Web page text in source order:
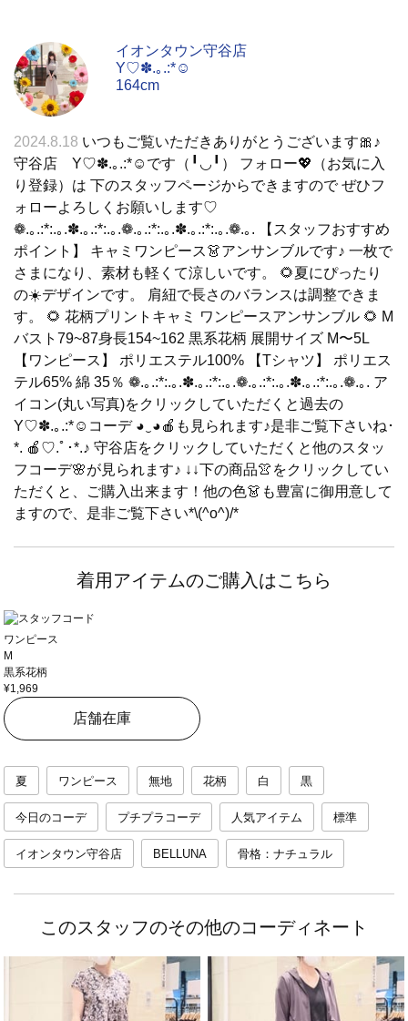
イオンタウン守谷店
Y♡✽.｡.:*☺︎
164cm
2024.8.18 いつもご覧いただきありがとうございます🎀♪
守谷店 Y♡✽.｡.:*☺︎です（╹◡╹） フォロー💖（お気に入
り登録）は 下のスタッフページからできますので ぜひフ
ォローよろしくお願いします♡
❁.｡.:*:.｡.✽.｡.:*:.｡.❁.｡.:*:.｡.✽.｡.:*:.｡.❁.｡. 【スタッフおすすめ
ポイント】 キャミワンピース👗アンサンブルです♪ 一枚で
さまになり、素材も軽くて涼しいです。 🌻夏にぴったり
の☀️デザインです。 肩紐で長さのバランスは調整できま
す。 🌻 花柄プリントキャミ ワンピースアンサンブル 🌻 M
バスト79~87身長154~162 黒系花柄 展開サイズ M〜5L
【ワンピース】 ポリエステル100% 【Tシャツ】 ポリエス
テル65% 綿 35％ ❁.｡.:*:.｡.✽.｡.:*:.｡.❁.｡.:*:.｡.✽.｡.:*:.｡.❁.｡. ア
イコン(丸い写真)をクリックしていただくと過去の
Y♡✽.｡.:*☺︎コーデ ◕‿◕🍎も見られます♪是非ご覧下さいね･
*.‬ 🍎♡.ﾟ･*.♪ 守谷店をクリックしていただくと他のスタッ
フコーデ🌸が見られます♪ ↓↓下の商品👚をクリックしてい
ただくと、ご購入出来ます！他の色👗も豊富に御用意して
ますので、是非ご覧下さい*\(^o^)/*
着用アイテムのご購入はこちら
ワンピース
M
黒系花柄
¥1,969
店舗在庫
夏 ワンピース 無地 花柄 白 黒
今日のコーデ プチプラコーデ 人気アイテム 標準
イオンタウン守谷店 BELLUNA 骨格：ナチュラル
このスタッフのその他のコーディネート